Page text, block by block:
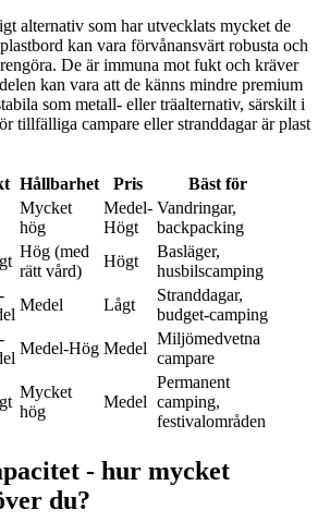
alternativ som har utvecklats mycket de
kan vara förvånansvärt robusta och
De är immuna mot fukt och kräver
kan vara att de känns mindre premium
som metall- eller träalternativ, särskilt i
tillfälliga campare eller stranddagar är plast
Hållbarhet Pris
Bäst för
Mycket
hög
Medel-
Högt
Vandringar,
backpacking
Hög (med
rätt vård)
Högt
Basläger,
husbilscamping
Medel Lågt
Stranddagar,
budget-camping
Medel-Hög Medel
Miljömedvetna
campare
Mycket
hög
Medel
Permanent
camping,
festivalområden
- hur mycket
du?